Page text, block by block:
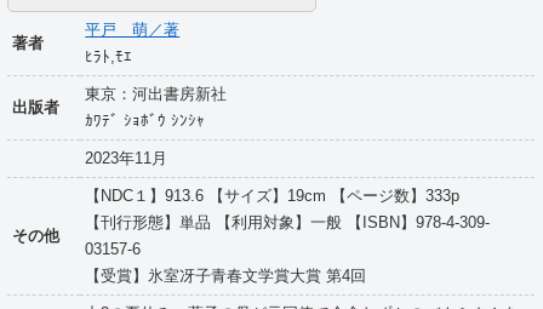
著者
平戸 萌／著
ﾋﾗﾄ,ﾓｴ
出版者
東京：河出書房新社
ｶﾜﾃﾞ ｼｮﾎﾞｳ ｼﾝｼｬ
2023年11月
その他
【NDC１】913.6 【サイズ】19cm 【ページ数】333p
【刊行形態】単品 【利用対象】一般 【ISBN】978-4-309-
03157-6
【受賞】氷室冴子青春文学賞大賞 第4回